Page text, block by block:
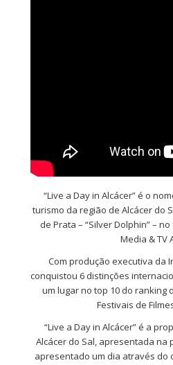
“Live a Day in Alcácer” é o
turismo da região de Alcácer do
de Prata – “Silver Dolphin” –
Media & TV
Com produção executiva da
conquistou 6 distinções
um lugar no top 10 do ranking
Festivais de
“Live a Day in Alcácer” é a
Alcácer do Sal, apresentada na
apresentado um dia através do